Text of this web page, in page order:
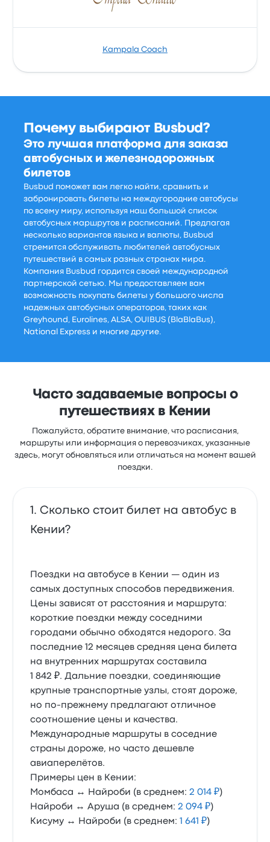
Kampala Coach
Почему выбирают Busbud?
Это лучшая платформа для заказа
автобусных и железнодорожных
билетов
Busbud поможет вам легко найти, сравнить и
забронировать билеты на междугородние автобусы
по всему миру, используя наш большой список
автобусных маршрутов и расписаний. Предлагая
несколько вариантов языка и валюты, Busbud
стремится обслуживать любителей автобусных
путешествий в самых разных странах мира.
Компания Busbud гордится своей международной
партнерской сетью. Мы предоставляем вам
возможность покупать билеты у большого числа
надежных автобусных операторов, таких как
Greyhound, Eurolines, ALSA, OUIBUS (BlaBlaBus),
National Express и многие другие.
Часто задаваемые вопросы о
путешествиях в Кении
Пожалуйста, обратите внимание, что расписания,
маршруты или информация о перевозчиках, указанные
здесь, могут обновляться или отличаться на момент вашей
поездки.
Сколько стоит билет на автобус в
Кении?
Поездки на автобусе в Кении — один из
самых доступных способов передвижения.
Цены зависят от расстояния и маршрута:
короткие поездки между соседними
городами обычно обходятся недорого. За
последние 12 месяцев средняя цена билета
на внутренних маршрутах составила
1 842 ₽. Дальние поездки, соединяющие
крупные транспортные узлы, стоят дороже,
но по-прежнему предлагают отличное
соотношение цены и качества.
Международные маршруты в соседние
страны дороже, но часто дешевле
авиаперелётов.
Примеры цен в Кении:
Момбаса ↔ Найроби (в среднем:2 014 ₽)
Найроби ↔ Аруша (в среднем:2 094 ₽)
Кисуму ↔ Найроби (в среднем:1 641 ₽)